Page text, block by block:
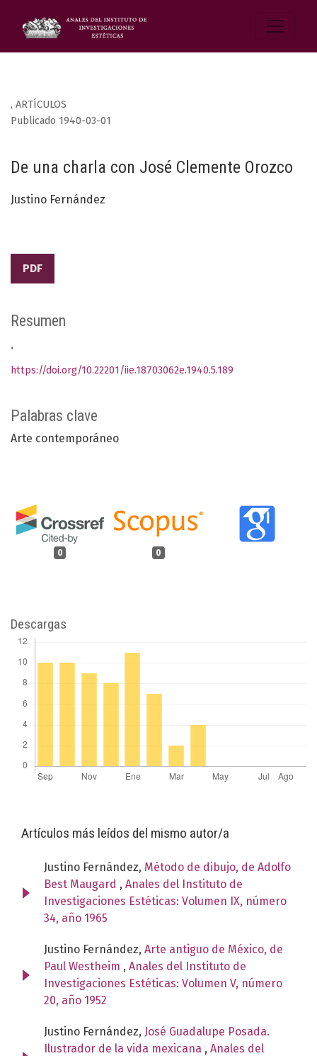
, ARTÍCULOS
De una charla con José Clemente Orozco
Publicado 1940-03-01
Justino Fernández
PDF
Palabras clave
Arte contemporáneo
0 0
Resumen
.
https://doi.org/10.22201/iie.18703062e.1940.5.189
Descargas
Artículos más leídos del mismo autor/a
Justino Fernández, Método de dibujo, de Adolfo
Best Maugard , Anales del Instituto de
Investigaciones Estéticas: Volumen IX, número
34, año 1965
Justino Fernández, Arte antiguo de México, de
Paul Westheim , Anales del Instituto de
Investigaciones Estéticas: Volumen V, número
20, año 1952
Justino Fernández, José Guadalupe Posada.
Ilustrador de la vida mexicana , Anales del